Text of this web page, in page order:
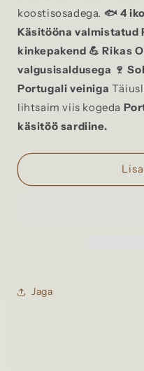
koostisosadega. 🐟 4
Käsitööna valmistatud
kinkepakend 💪 Rikas
valgusisaldusega 🍷
Portugali veiniga
lihtsaim viis kogeda
käsitöö sardiine.
Jaga